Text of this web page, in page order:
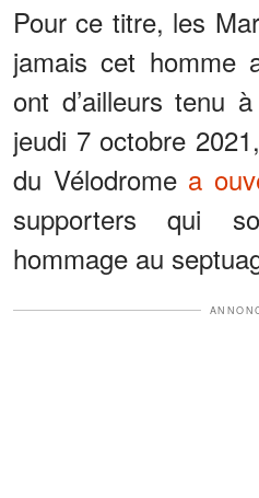
Pour ce titre, les
jamais cet homme
ont d’ailleurs tenu
jeudi 7 octobre
du Vélodrome a
supporters qui
hommage au